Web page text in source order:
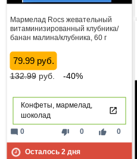
Мармелад Rocs жевательный
витаминизированный клубника/
банан малина/клубника, 60 г
79.99 руб.
132.99руб. -40%
Конфеты, мармелад,
шоколад
thumb_down 0 thumb_up 0
mode_comment 0
Осталось 2дня